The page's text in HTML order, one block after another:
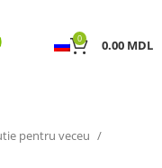
0 0.00 MDL
pentru veceu